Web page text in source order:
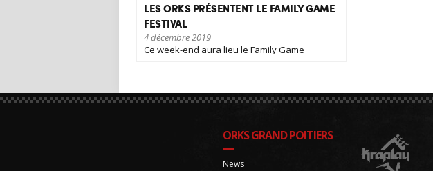
LES ORKS PRÉSENTENT LE FAMILY GAME
FESTIVAL
4 décembre 2019
Ce week-end aura lieu le Family Game
ORKS GRAND POITIERS
News